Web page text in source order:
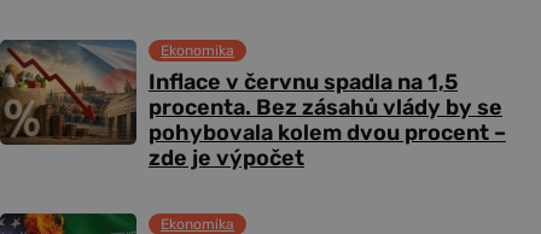
Inflace v červnu spadla na 1,5
procenta. Bez zásahů vlády by se
pohybovala kolem dvou procent –
zde je výpočet
Ekonomika
Ekonomika